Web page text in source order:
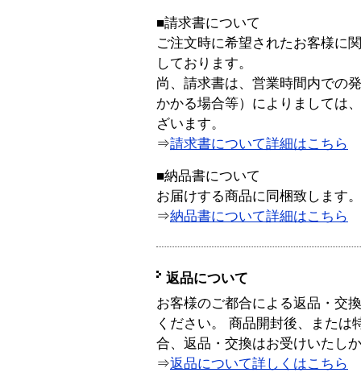
■請求書について
ご注文時に希望されたお客様に
しております。
尚、請求書は、営業時間内での
かかる場合等）によりましては
ざいます。
⇒請求書について詳細はこちら
■納品書について
お届けする商品に同梱致します。
⇒納品書について詳細はこちら
返品について
お客様のご都合による返品・交
ください。 商品開封後、または
合、返品・交換はお受けいたし
⇒返品について詳しくはこちら